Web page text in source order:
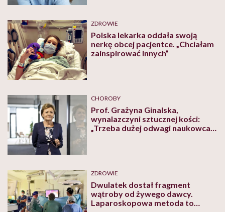
ZDROWIE
Polska lekarka oddała swoją
nerkę obcej pacjentce. „Chciałam
zainspirować innych”
CHOROBY
Prof. Grażyna Ginalska,
wynalazczyni sztucznej kości:
„Trzeba dużej odwagi naukowca i
ZDROWIE
Dwulatek dostał fragment
wątroby od żywego dawcy.
Laparoskopowa metoda to